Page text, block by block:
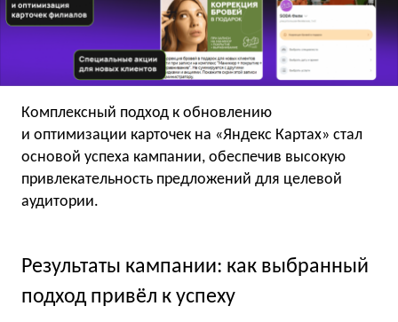
Комплексный подход к обновлению
и оптимизации карточек на «Яндекс Картах» стал
основой успеха кампании, обеспечив высокую
привлекательность предложений для целевой
аудитории.
Результаты кампании: как выбранный
подход привёл к успеху